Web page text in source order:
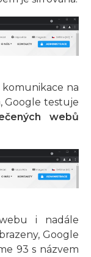
na
Google testuje
webů
i nadále
Google
93 s názvem